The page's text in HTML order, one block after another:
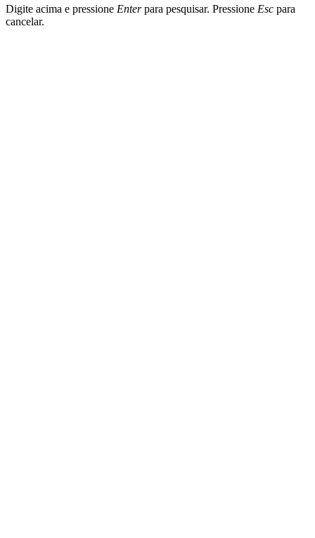
Digite acima e pressione Enterpara pesquisar. Pressione Esc para
cancelar.